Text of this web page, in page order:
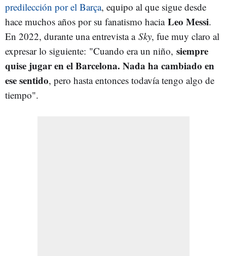
predilección por el Barça, equipo al que sigue desde
hace muchos años por su fanatismo hacia Leo Messi.
En 2022, durante una entrevista a Sky, fue muy claro al
expresar lo siguiente: "Cuando era un niño, siempre
quise jugar en el Barcelona. Nada ha cambiado en
ese sentido, pero hasta entonces todavía tengo algo de
tiempo".